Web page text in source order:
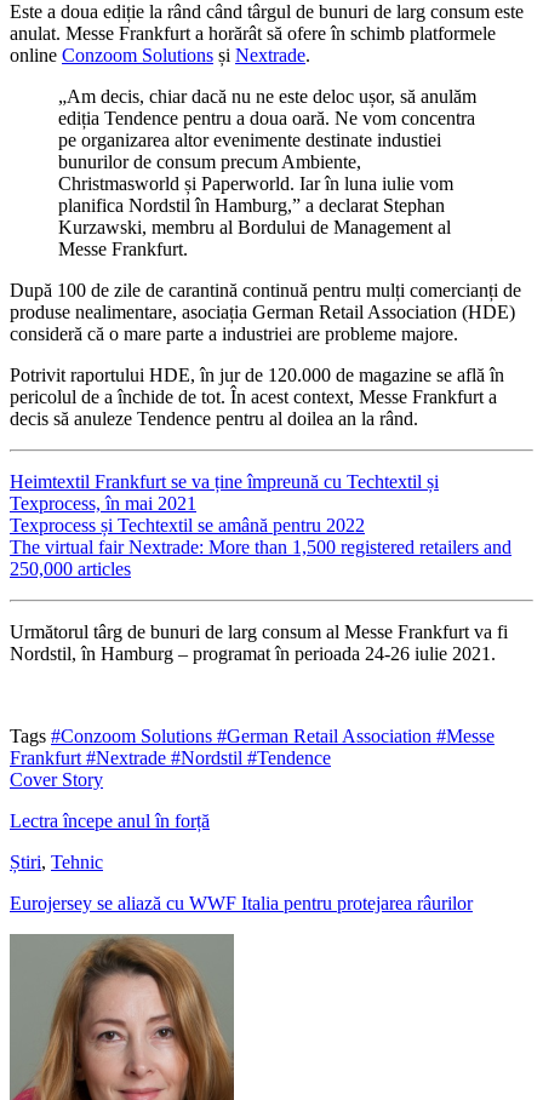
Este a doua ediție la rând când târgul de bunuri de larg consum este
anulat. Messe Frankfurt a horărât să ofere în schimb platformele
online Conzoom Solutions și Nextrade.
„Am decis, chiar dacă nu ne este deloc ușor, să anulăm
ediția Tendence pentru a doua oară. Ne vom concentra
pe organizarea altor evenimente destinate industiei
bunurilor de consum precum Ambiente,
Christmasworld și Paperworld. Iar în luna iulie vom
planifica Nordstil în Hamburg,” a declarat Stephan
Kurzawski, membru al Bordului de Management al
Messe Frankfurt.
După 100 de zile de carantină continuă pentru mulți comercianți de
produse nealimentare, asociația German Retail Association (HDE)
consideră că o mare parte a industriei are probleme majore.
Potrivit raportului HDE, în jur de 120.000 de magazine se află în
pericolul de a închide de tot. În acest context, Messe Frankfurt a
decis să anuleze Tendence pentru al doilea an la rând.
Heimtextil Frankfurt se va ține împreună cu Techtextil și
Texprocess, în mai 2021
Texprocess și Techtextil se amână pentru 2022
The virtual fair Nextrade: More than 1,500 registered retailers and
250,000 articles
Următorul târg de bunuri de larg consum al Messe Frankfurt va fi
Nordstil, în Hamburg – programat în perioada 24-26 iulie 2021.
Tags #Conzoom Solutions #German Retail Association #Messe
Frankfurt #Nextrade #Nordstil #Tendence
Cover Story
Lectra începe anul în forță
Știri, Tehnic
Eurojersey se aliază cu WWF Italia pentru protejarea râurilor